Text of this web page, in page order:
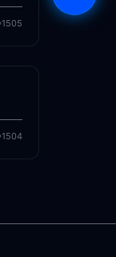
1505
1504